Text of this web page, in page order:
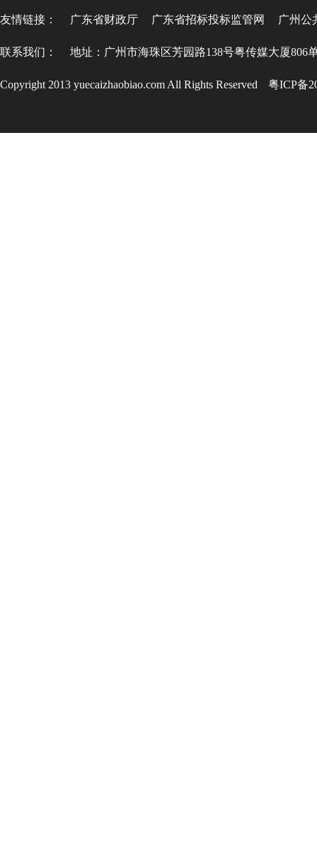
友情链接： 广东省财政厅 广东省招标投标监管网 广州公
联系我们： 地址：广州市海珠区芳园路138号粤传媒大厦806
Copyright 2013 yuecaizhaobiao.com All Rights Reserved 粤ICP备